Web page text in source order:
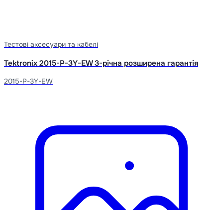
Тестові аксесуари та кабелі
Tektronix 2015-P-3Y-EW 3-річна розширена гарантія
2015-P-3Y-EW